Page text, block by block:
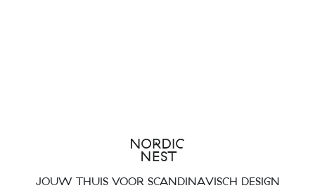
JOUW THUIS VOOR SCANDINAVISCH DESIGN